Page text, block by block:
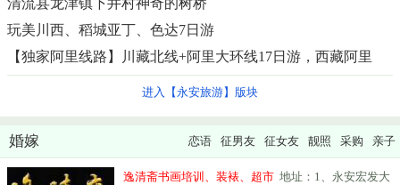
清流县龙津镇下井村神奇的树桥
玩美川西、稻城亚丁、色达7日游
【独家阿里线路】川藏北线+阿里大环线17日游，西藏阿里
进入【永安旅游】版块
婚嫁 恋语 征男友 征女友 靓照 采购 亲子
逸清斋书画培训、装裱、超市 地址：1、永安宏发大